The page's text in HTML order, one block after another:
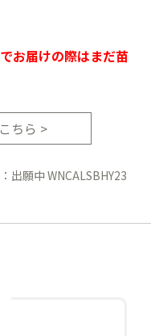
お届けの際はまだ苗
ちら >
出願中 WNCALSBHY23